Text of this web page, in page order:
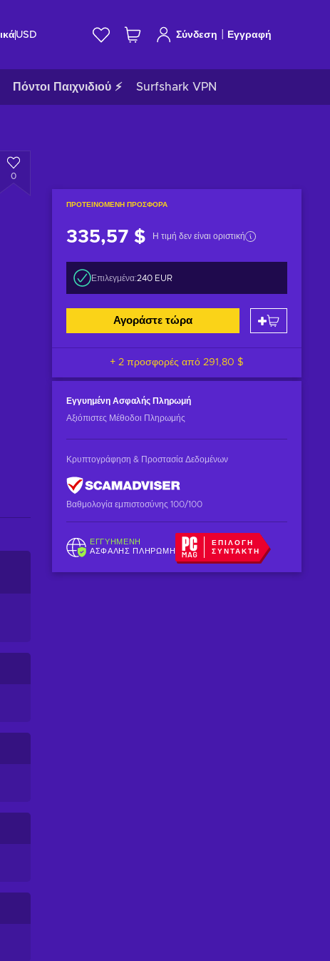
USD Σύνδεση Εγγραφή
Πόντοι Παιχνιδιού ⚡ Surfshark VPN
0
ΠΡΟΤΕΙΝΌΜΕΝΗ ΠΡΟΣΦΟΡΆ
335,57 $ Η τιμή δεν είναι οριστική
Επιλεγμένα:240 EUR
Αγοράστε τώρα
+ 2 προσφορές από 291,80 $
Εγγυημένη Ασφαλής Πληρωμή
Αξιόπιστες Μέθοδοι Πληρωμής
Κρυπτογράφηση & Προστασία Δεδομένων
Βαθμολογία εμπιστοσύνης 100/100
ΕΓΓΥΗΜΈΝΗ
ΑΣΦΑΛΉΣ ΠΛΗΡΩΜΉ
ΕΠΙΛΟΓΉ
ΣΥΝΤΆΚΤΗ